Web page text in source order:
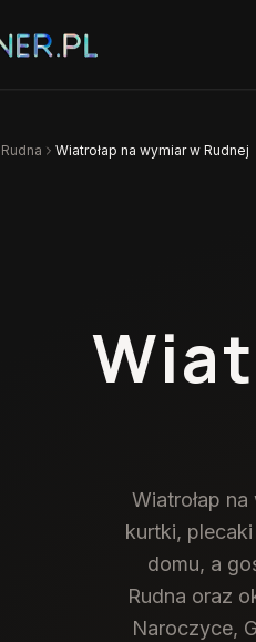
Rudna Wiatrołap na wymiar w Rudnej
Wiatrołap
kurtki,
domu, a
Rudna oraz
Naroczyce,